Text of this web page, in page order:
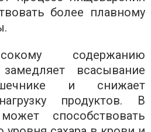
более плавному
содержанию
всасывание
и снижает
продуктов. В
способствовать